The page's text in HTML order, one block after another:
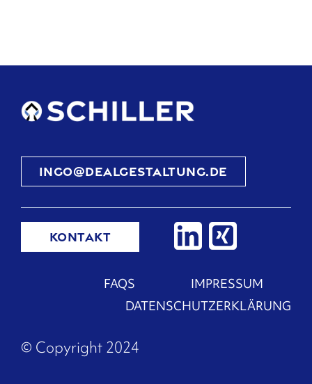
ingo@dealgestaltung.de
KONTAKT
© Copyright 2024
FAQS
IMPRESSUM
DATENSCHUTZERKLÄRUNG